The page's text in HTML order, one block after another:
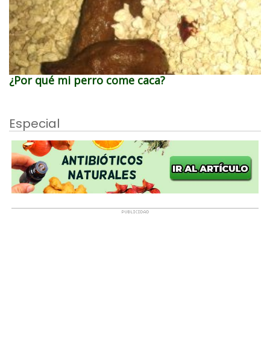
¿Por qué mi perro come caca?
Especial